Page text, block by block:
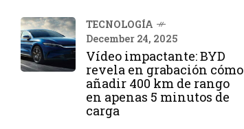
TECNOLOGÍA
December 24, 2025
Vídeo impactante: BYD
revela en grabación cómo
añadir 400 km de rango
en apenas 5 minutos de
carga